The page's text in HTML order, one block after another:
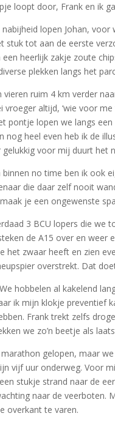
loopt door, Frank en ik
lopen Johan,
stuk tot aan de eerste
heerlijk zakje zoute
plekken langs het
vieren ruim 4 km verder
vroeger altijd, ‘wie voor
pontje lopen we langs
nog heel even heb ik de
voor mij duurt het
no time ben ik ook
die daar zelf nooit
je een ongewenste
3 BCU lopers die we
de A15 over en
het zwaar heeft en zien
overstrekt. Dat
hobbelen al kakelend
ik mijn klokje preventief
Frank trekt zelfs
we zo’n beetje als
gelopen, maar
vijf uur onderweg. Voor
stukje strand naar de
naar de
overkant te varen.